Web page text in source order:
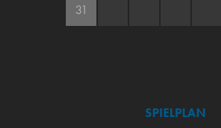
31
SPIELPLAN